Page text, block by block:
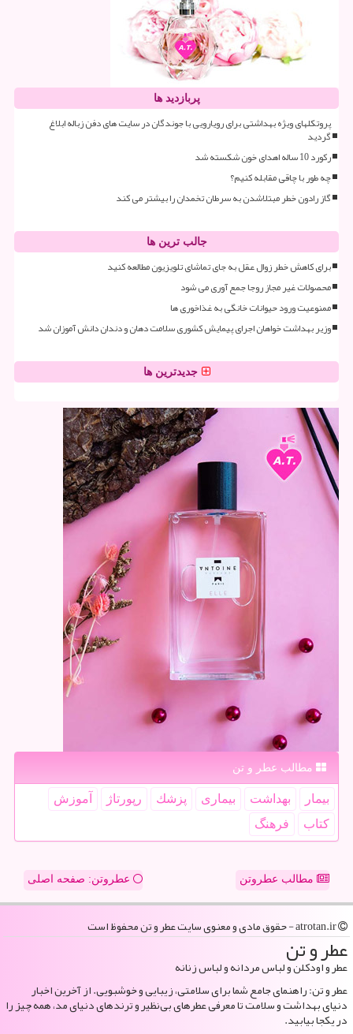
پربازدید ها
پروتکلهای ویژه بهداشتی برای رویارویی با جوندگان در سایت های دفن زباله ابلاغ
گردید
رکورد 10 ساله اهدای خون شکسته شد
چه طور با چاقی مقابله کنیم؟
گاز رادون خطر مبتلاشدن به سرطان تخمدان را بیشتر می کند
جالب ترین ها
برای کاهش خطر زوال عقل به جای تماشای تلویزیون مطالعه کنید
محصولات غیر مجاز روجا جمع آوری می شود
ممنوعیت ورود حیوانات خانگی به غذاخوری ها
وزیر بهداشت خواهان اجرای پیمایش کشوری سلامت دهان و دندان دانش آموزان شد
جدیدترین ها
مطالب عطر و تن
بیمار بهداشت بیماری پزشك رپورتاژ
آموزش
كتاب
فرهنگ
مطالب عطروتن عطروتن: صفحه اصلی
عطر و تن
عطر و اودکلن و لباس مردانه و لباس زنانه
عطر و تن: راهنمای جامع شما برای سلامتی، زیبایی و خوشبویی. از آخرین اخبار
دنیای بهداشت و سلامت تا معرفی عطرهای بی‌نظیر و ترندهای دنیای مد، همه چیز را
در یکجا بیابید.